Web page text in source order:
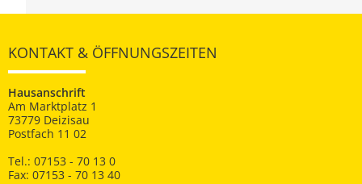
KONTAKT & ÖFFNUNGSZEITEN
Hausanschrift
Am Marktplatz 1
73779 Deizisau
Postfach 11 02
Tel.: 07153 - 70 13 0
Fax: 07153 - 70 13 40